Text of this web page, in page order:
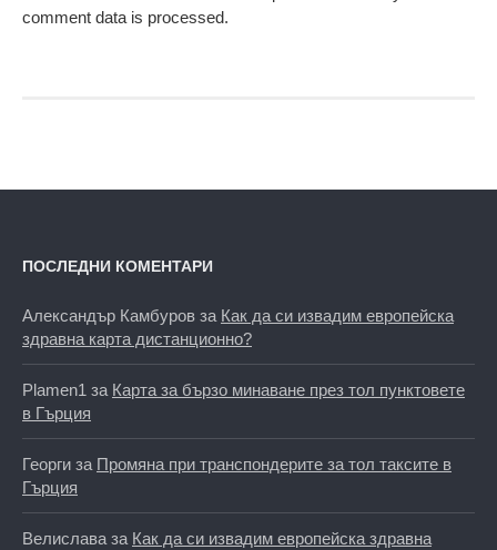
comment data is processed.
ПОСЛЕДНИ КОМЕНТАРИ
Александър Камбуров за Как да си извадим европейска
здравна карта дистанционно?
Plamen1 за Карта за бързо минаване през тол пунктовете
в Гърция
Георги за Промяна при транспондерите за тол таксите в
Гърция
Велислава за Как да си извадим европейска здравна